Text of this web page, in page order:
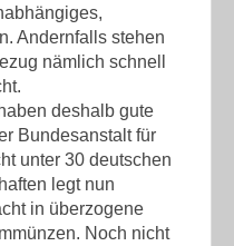
Andernfalls stehen
nämlich schnell
deshalb gute
Bundesanstalt für
unter 30 deutschen
legt nun
in überzogene
Noch nicht